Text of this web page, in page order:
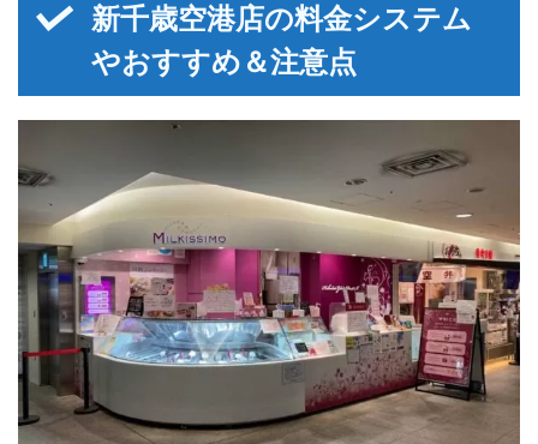
新千歳空港店の料金システム
やおすすめ＆注意点